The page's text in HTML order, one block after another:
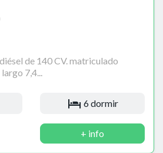
de 140 CV. matriculado
7,4...
6 dormir
+ info